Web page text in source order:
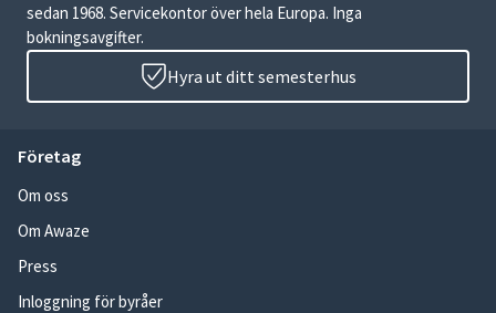
sedan 1968. Servicekontor över hela Europa. Inga
bokningsavgifter.
Hyra ut ditt semesterhus
Företag
Om oss
Om Awaze
Press
Inloggning för byråer